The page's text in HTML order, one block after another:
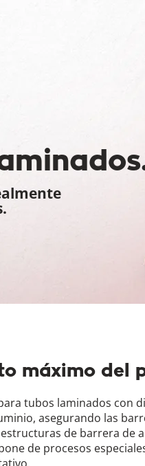
máximo del
tubos laminados con
asegurando las
de barrera de
de procesos